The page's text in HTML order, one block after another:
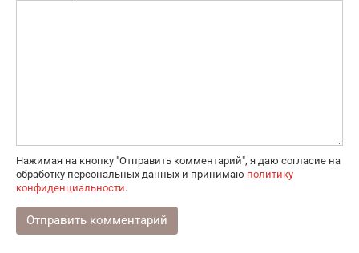
Нажимая на кнопку "Отправить комментарий", я даю согласие на
обработку персональных данных и принимаю политику
конфиденциальности.